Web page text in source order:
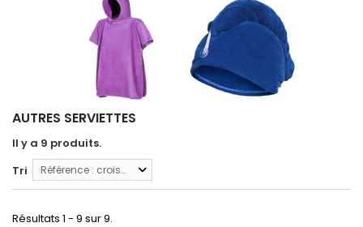
AUTRES SERVIETTES
Il y a 9 produits.
Tri
Référence : croissante
Résultats 1 - 9 sur 9.